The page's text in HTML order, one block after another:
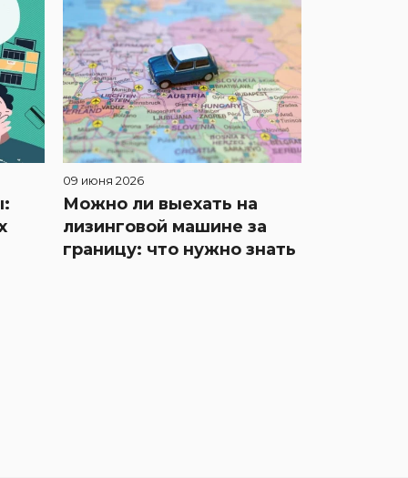
09 июня 2026
Можно ли выехать на
лизинговой машине за
границу: что нужно знать